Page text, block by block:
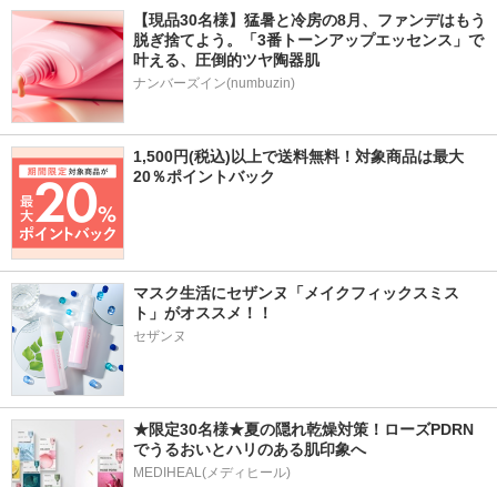
【現品30名様】猛暑と冷房の8月、ファンデはもう
脱ぎ捨てよう。「3番トーンアップエッセンス」で
叶える、圧倒的ツヤ陶器肌
ナンバーズイン(numbuzin)
1,500円(税込)以上で送料無料！対象商品は最大
20％ポイントバック
マスク生活にセザンヌ「メイクフィックスミス
ト」がオススメ！！
セザンヌ
★限定30名様★夏の隠れ乾燥対策！ローズPDRN
でうるおいとハリのある肌印象へ
MEDIHEAL(メディヒール)